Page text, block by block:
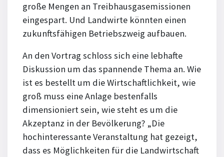
große Mengen an Treibhausgasemissionen
eingespart. Und Landwirte könnten einen
zukunftsfähigen Betriebszweig aufbauen.
An den Vortrag schloss sich eine lebhafte
Diskussion um das spannende Thema an. Wie
ist es bestellt um die Wirtschaftlichkeit, wie
groß muss eine Anlage bestenfalls
dimensioniert sein, wie steht es um die
Akzeptanz in der Bevölkerung? „Die
hochinteressante Veranstaltung hat gezeigt,
dass es Möglichkeiten für die Landwirtschaft